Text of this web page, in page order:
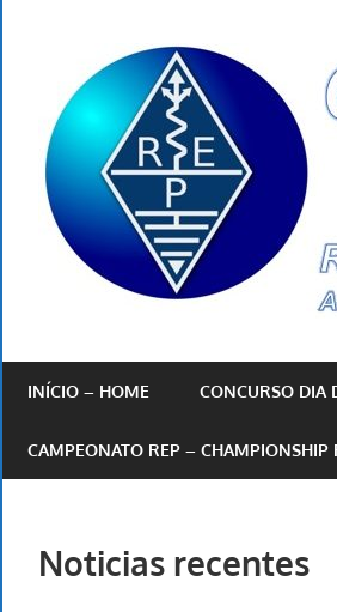
INÍCIO – HOME CONCURSO DIA
CAMPEONATO REP – CHAMPIONSHIP
Noticias recentes